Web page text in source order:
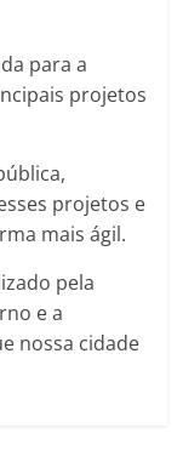
para a
projetos
projetos e
mais ágil.
pela
e a
nossa cidade